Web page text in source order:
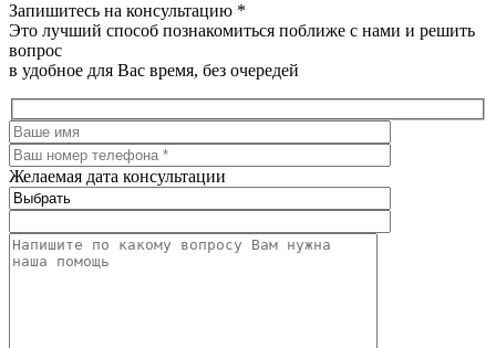
Запишитесь на консультацию *
Это лучший способ познакомиться поближе с нами и решить
вопрос
в удобное для Вас время, без очередей
Желаемая дата консультации